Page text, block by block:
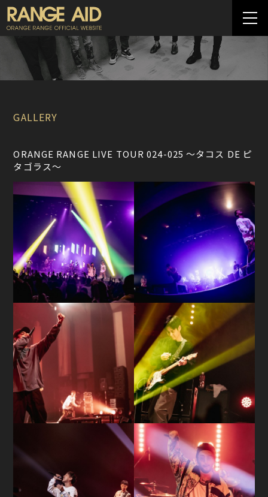
GALLERY
ORANGE RANGE LIVE TOUR 024-025 〜タコス DE ピ
タゴラス〜